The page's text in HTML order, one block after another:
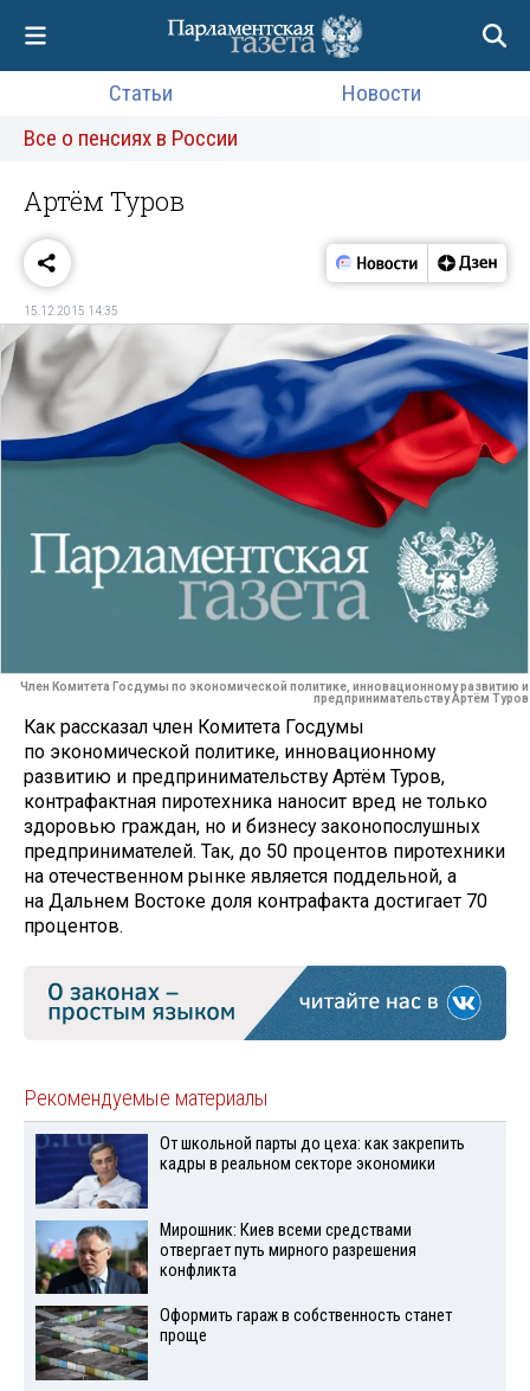
Статьи
Новости
Все о пенсиях в России
Артём Туров
15.12.2015 14:35
Член Комитета Госдумы по экономической политике, инновационному развитию и
предпринимательству Артём Туров
Как рассказал член Комитета Госдумы
по экономической политике, инновационному
развитию и предпринимательству Артём Туров,
контрафактная пиротехника наносит вред не только
здоровью граждан, но и бизнесу законопослушных
предпринимателей. Так, до 50 процентов пиротехники
на отечественном рынке является поддельной, а
на Дальнем Востоке доля контрафакта достигает 70
процентов.
Рекомендуемые материалы
От школьной парты до цеха: как закрепить
кадры в реальном секторе экономики
Мирошник: Киев всеми средствами
отвергает путь мирного разрешения
конфликта
Оформить гараж в собственность станет
проще